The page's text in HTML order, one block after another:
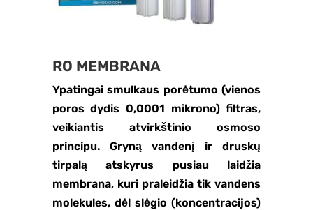
RO MEMBRANA
Ypatingai smulkaus porėtumo (vienos
poros dydis 0,0001 mikrono) filtras,
veikiantis atvirkštinio osmoso
principu. Gryną vandenį ir druskų
tirpalą atskyrus pusiau laidžia
membrana, kuri praleidžia tik vandens
molekules, dėl slėgio (koncentracijos)